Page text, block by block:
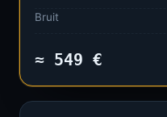
Bruit
≈ 549 €